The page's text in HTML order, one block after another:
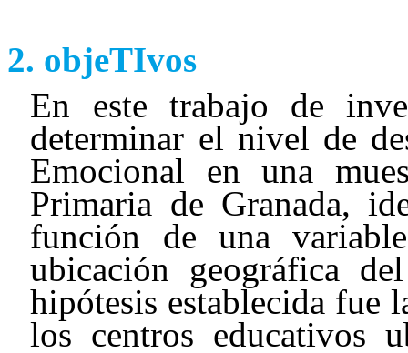
objeTIvos
En este trabajo de
determinar el nivel de
Emocional en una
Primaria de Granada,
función de una
ubicación geográfica
hipótesis establecida fue
los centros educativos